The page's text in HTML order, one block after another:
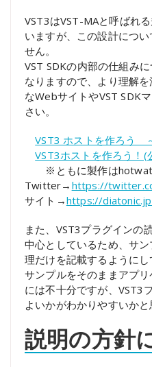
VST3はVST-MAと呼ばれ
いますが、この設計につ
せん。
VST SDKの内部の仕組み
なりますので、より理解
なWebサイトやVST SDK
さい。
VST3 ホストを作ろう
VST3ホストを作ろう！(
※ともに製作は
Twitter→ https://
サイト→https://
また、VST3プラグインの
中心としているため、サ
理だけを記載するようにし
サンプルをそのままアプ
には不十分ですが、VST3
よいかがわかりやすいかと
説明の方針